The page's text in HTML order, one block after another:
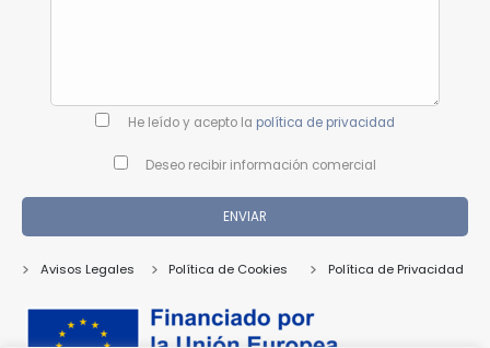
He leído y acepto la política de privacidad
Deseo recibir información comercial
Avisos Legales Política de Cookies Política de Privacidad